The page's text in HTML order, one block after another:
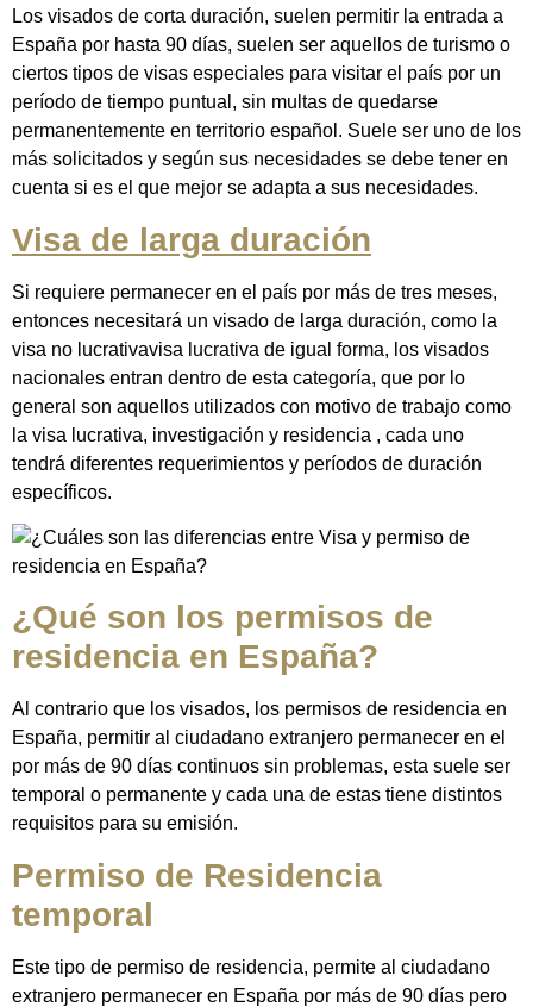
Los visados ​​de corta duración, suelen permitir la entrada a
España por hasta 90 días, suelen ser aquellos de turismo o
ciertos tipos de visas especiales para visitar el país por un
período de tiempo puntual, sin multas de quedarse
permanentemente en territorio español. Suele ser uno de los
más solicitados y según sus necesidades se debe tener en
cuenta si es el que mejor se adapta a sus necesidades.
Visa de larga duración
Si requiere permanecer en el país por más de tres meses,
entonces necesitará un visado de larga duración, como la
visa no lucrativavisa lucrativa de igual forma, los visados ​​
nacionales entran dentro de esta categoría, que por lo
general son aquellos utilizados con motivo de trabajo como
la visa lucrativa, investigación y residencia , cada uno
tendrá diferentes requerimientos y períodos de duración
específicos.
¿Qué son los permisos de
residencia en España?
Al contrario que los visados, los permisos de residencia en
España, permitir al ciudadano extranjero permanecer en el
por más de 90 días continuos sin problemas, esta suele ser
temporal o permanente y cada una de estas tiene distintos
requisitos para su emisión.
Permiso de Residencia
temporal
Este tipo de permiso de residencia, permite al ciudadano
extranjero permanecer en España por más de 90 días pero